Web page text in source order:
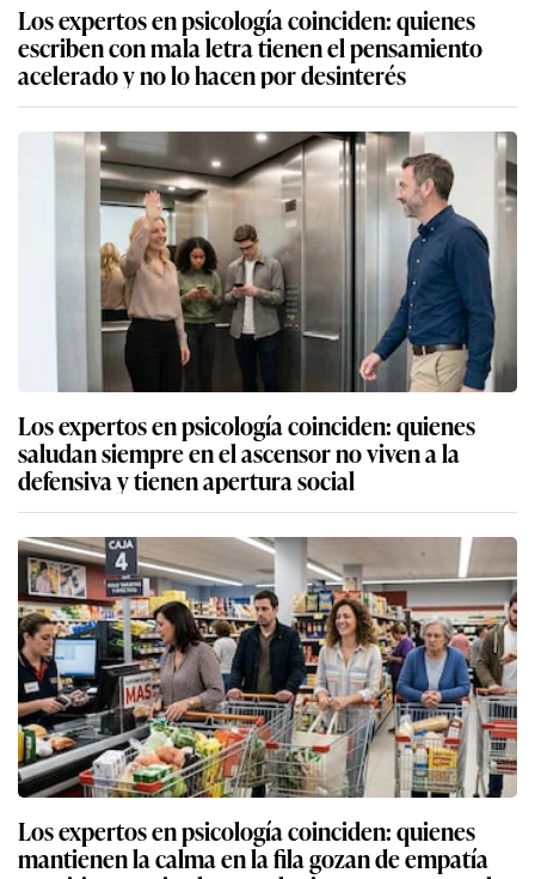
Los expertos en psicología coinciden: quienes
escriben con mala letra tienen el pensamiento
acelerado y no lo hacen por desinterés
Los expertos en psicología coinciden: quienes
saludan siempre en el ascensor no viven a la
defensiva y tienen apertura social
Los expertos en psicología coinciden: quienes
mantienen la calma en la fila gozan de empatía